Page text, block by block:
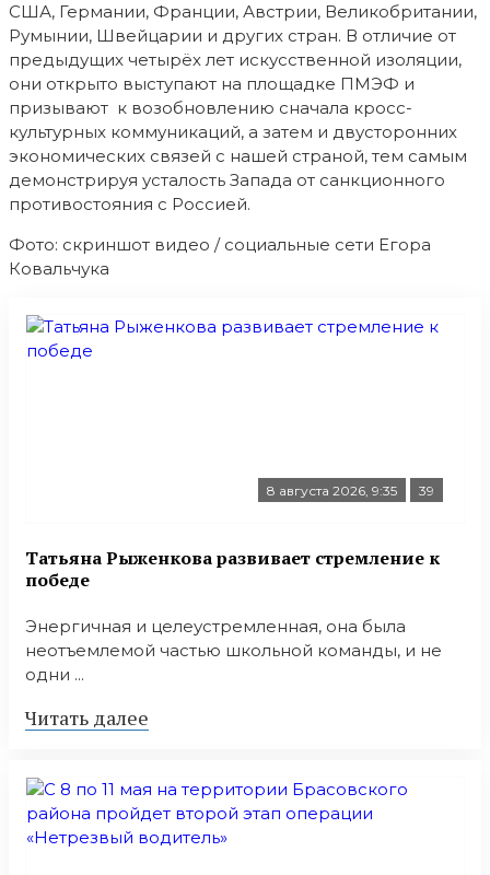
США, Германии, Франции, Австрии, Великобритании,
Румынии, Швейцарии и других стран. В отличие от
предыдущих четырёх лет искусственной изоляции,
они открыто выступают на площадке ПМЭФ и
призывают к возобновлению сначала кросс-
культурных коммуникаций, а затем и двусторонних
экономических связей с нашей страной, тем самым
демонстрируя усталость Запада от санкционного
противостояния с Россией.
Фото: скриншот видео / социальные сети Егора
Ковальчука
8 августа 2026, 9:35 39
Татьяна Рыженкова развивает стремление к
победе
Энергичная и целеустремленная, она была
неотъемлемой частью школьной команды, и не
одни ...
Читать далее